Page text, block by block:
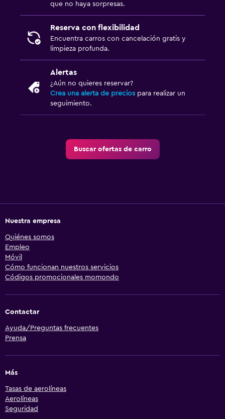
que no haya sorpresas.
Reserva con flexibilidad
Encuentra carros con cancelación gratis y
limpieza profunda.
Alertas
¿Aún no quieres reservar?
Crea una alerta de precios para realizar un
seguimiento.
Buscar ofertas de carro
Nuestra empresa
Quiénes somos
Empleo
Móvil
Cómo funcionan nuestros servicios
Códigos promocionales momondo
Contactar
Ayuda/Preguntas frecuentes
Prensa
Más
Tasas de aerolíneas
Aerolíneas
Seguridad